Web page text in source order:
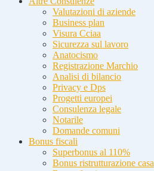
Valutazioni di aziende
Business plan
Visura Cciaa
Sicurezza sul lavoro
Anatocismo
Registrazione Marchio
Analisi di bilancio
Privacy e Dps
Progetti europei
Consulenza legale
Notarile
Domande comuni
Bonus fiscali
Superbonus al 110%
Bonus ristrutturazione casa